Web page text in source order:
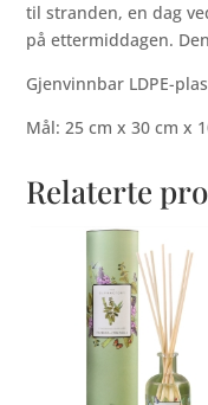
til stranden, en dag
på ettermiddagen.
Gjenvinnbar LDPE-
Mål: 25 cm x 30 cm x
Relaterte